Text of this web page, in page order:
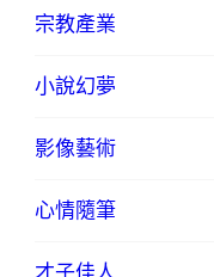
宗教產業
小說幻夢
影像藝術
心情隨筆